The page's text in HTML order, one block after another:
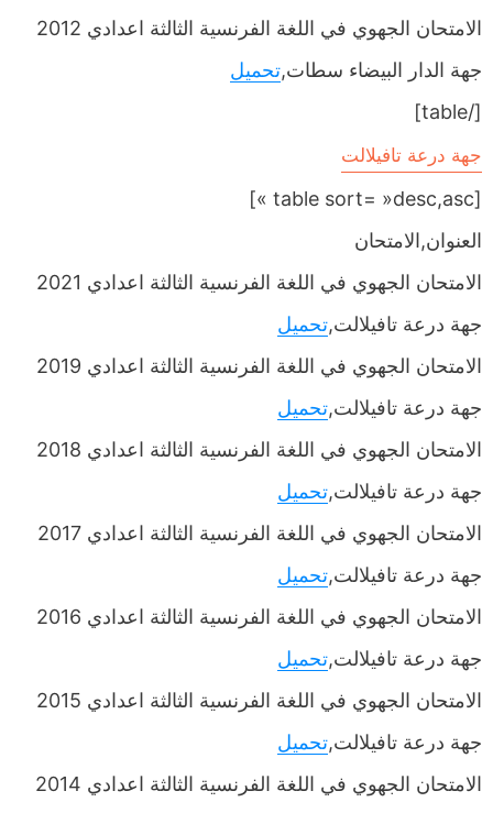
الامتحان الجهوي في اللغة الفرنسية الثالثة اعدادي 2012
جهة الدار البيضاء سطات,تحميل
[/table]
جهة درعة تافيلالت
[table sort= »desc,asc »]
العنوان,الامتحان
الامتحان الجهوي في اللغة الفرنسية الثالثة اعدادي 2021
جهة درعة تافيلالت,تحميل
الامتحان الجهوي في اللغة الفرنسية الثالثة اعدادي 2019
جهة درعة تافيلالت,تحميل
الامتحان الجهوي في اللغة الفرنسية الثالثة اعدادي 2018
جهة درعة تافيلالت,تحميل
الامتحان الجهوي في اللغة الفرنسية الثالثة اعدادي 2017
جهة درعة تافيلالت,تحميل
الامتحان الجهوي في اللغة الفرنسية الثالثة اعدادي 2016
جهة درعة تافيلالت,تحميل
الامتحان الجهوي في اللغة الفرنسية الثالثة اعدادي 2015
جهة درعة تافيلالت,تحميل
الامتحان الجهوي في اللغة الفرنسية الثالثة اعدادي 2014